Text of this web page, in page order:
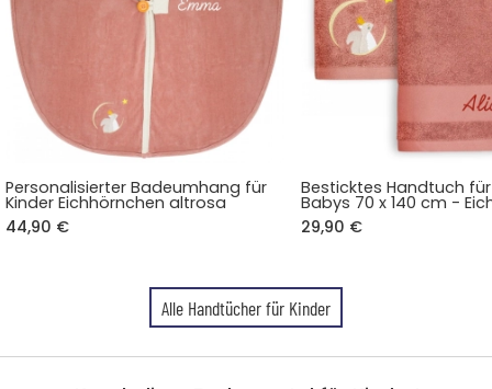
Personalisierter Badeumhang für
Kinder Eichhörnchen altrosa
44,90 €
Besticktes Handtuch
Babys 70 x 140 cm -
29,90 €
Alle Handtücher für Kinder